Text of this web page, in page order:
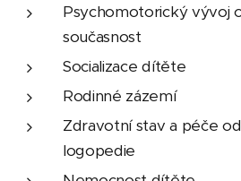
Psychomotorický vývoj
současnost
Socializace dítěte
Rodinné zázemí
Zdravotní stav a péče
logopedie